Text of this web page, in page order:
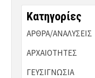
Kατηγορίες
ΑΡΘΡΑ/ΑΝΑΛΥΣΕΙΣ
ΑΡΧΑΙΟΤΗΤΕΣ
ΓΕΥΣΙΓΝΩΣΙΑ